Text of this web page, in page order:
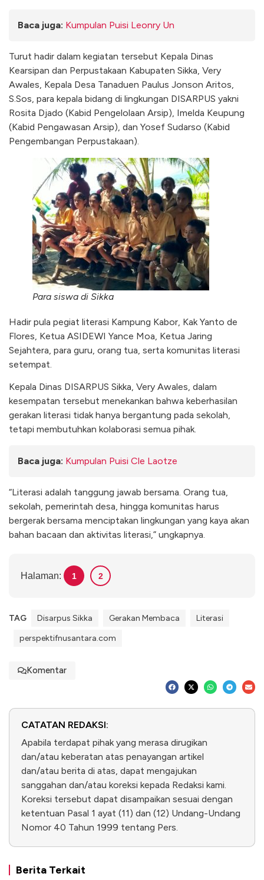
Baca juga: Kumpulan Puisi Leonry Un
Turut hadir dalam kegiatan tersebut Kepala Dinas
Kearsipan dan Perpustakaan Kabupaten Sikka, Very
Awales, Kepala Desa Tanaduen Paulus Jonson Aritos,
S.Sos, para kepala bidang di lingkungan DISARPUS yakni
Rosita Djado (Kabid Pengelolaan Arsip), Imelda Keupung
(Kabid Pengawasan Arsip), dan Yosef Sudarso (Kabid
Pengembangan Perpustakaan).
Para siswa di Sikka
Hadir pula pegiat literasi Kampung Kabor, Kak Yanto de
Flores, Ketua ASIDEWI Yance Moa, Ketua Jaring
Sejahtera, para guru, orang tua, serta komunitas literasi
setempat.
Kepala Dinas DISARPUS Sikka, Very Awales, dalam
kesempatan tersebut menekankan bahwa keberhasilan
gerakan literasi tidak hanya bergantung pada sekolah,
tetapi membutuhkan kolaborasi semua pihak.
Baca juga: Kumpulan Puisi Cle Laotze
“Literasi adalah tanggung jawab bersama. Orang tua,
sekolah, pemerintah desa, hingga komunitas harus
bergerak bersama menciptakan lingkungan yang kaya akan
bahan bacaan dan aktivitas literasi,” ungkapnya.
Halaman: 1 2
TAG Disarpus Sikka Gerakan Membaca
Literasi
perspektifnusantara.com
Komentar
CATATAN REDAKSI:
Apabila terdapat pihak yang merasa dirugikan
dan/atau keberatan atas penayangan artikel
dan/atau berita di atas, dapat mengajukan
sanggahan dan/atau koreksi kepada Redaksi kami.
Koreksi tersebut dapat disampaikan sesuai dengan
ketentuan Pasal 1 ayat (11) dan (12) Undang-Undang
Nomor 40 Tahun 1999 tentang Pers.
Berita Terkait